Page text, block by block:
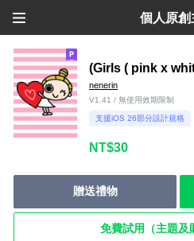
個人原創
(Girls ( pink x
nenerin
V1.41 / 無使用效期限制
支援iOS 26部分設計規格
NT$30
贈送禮物
免費試用（主題及